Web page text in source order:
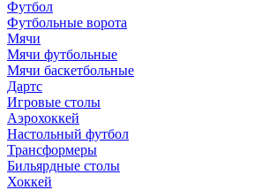
Футбол
Футбольные ворота
Мячи
Мячи футбольные
Мячи баскетбольные
Дартс
Игровые столы
Аэрохоккей
Настольный футбол
Трансформеры
Бильярдные столы
Хоккей